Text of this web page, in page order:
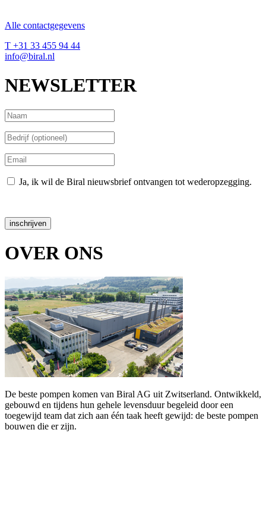
Alle contactgegevens
T +31 33 455 94 44
info@biral.nl
NEWSLETTER
Ja, ik wil de Biral nieuwsbrief ontvangen tot wederopzegging.
inschrijven
OVER ONS
De beste pompen komen van Biral AG uit Zwitserland. Ontwikkeld,
gebouwd en tijdens hun gehele levensduur begeleid door een
toegewijd team dat zich aan één taak heeft gewijd: de beste pompen
bouwen die er zijn.